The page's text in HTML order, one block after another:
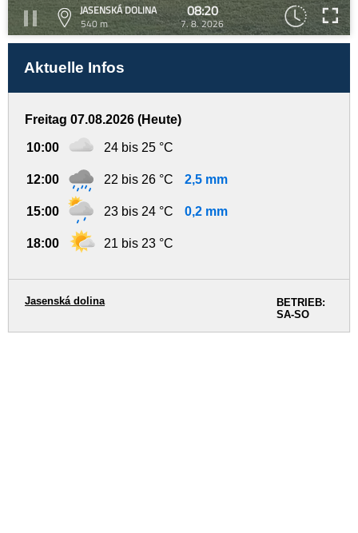
JASENSKÁ DOLINA
540 m
08:20
7. 8. 2026
Aktuelle Infos
Freitag 07.08.2026 (Heute)
10:00 24 bis 25 °C
12:00 22 bis 26 °C 2,5 mm
15:00 23 bis 24 °C 0,2 mm
18:00 21 bis 23 °C
BETRIEB:
SA-SO
Jasenská dolina